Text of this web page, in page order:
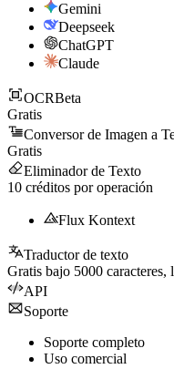
Gemini
Deepseek
ChatGPT
Claude
OCRBeta
Gratis
Conversor de Imagen a
Gratis
Eliminador de Texto
10 créditos por operación
Flux Kontext
Traductor de texto
Gratis bajo 5000 caracteres,
API
Soporte
Soporte completo
Uso comercial